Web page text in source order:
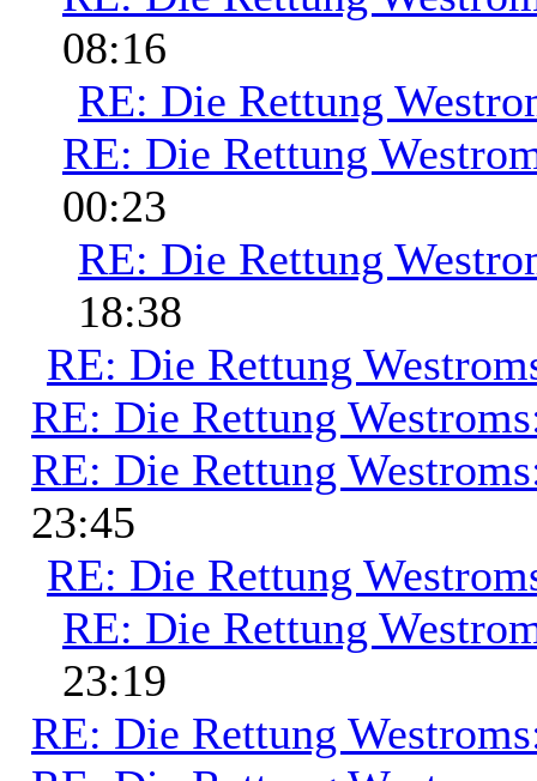
08:16
RE: Die Rettung
RE: Die Rettung
00:23
RE: Die Rettung
18:38
RE: Die Rettung
RE: Die Rettung
RE: Die Rettung
23:45
RE: Die Rettung
RE: Die Rettung
23:19
RE: Die Rettung